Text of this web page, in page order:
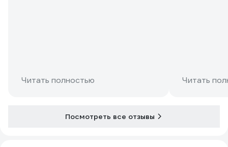
Читать полностью Читать
Посмотреть все отзывы